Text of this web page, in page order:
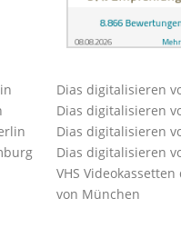
Dias digitalisieren
Dias digitalisieren
Dias digitalisieren
Dias digitalisieren
VHS
von München